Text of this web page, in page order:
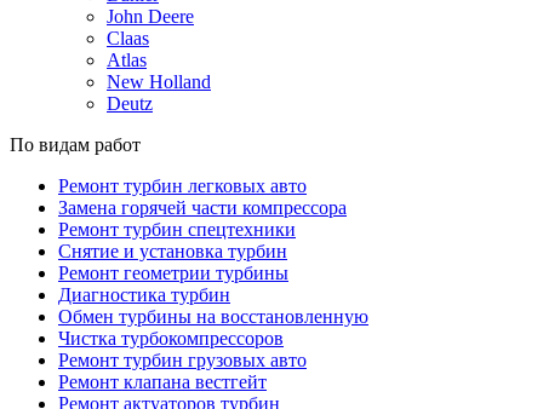
John Deere
Claas
Atlas
New Holland
Deutz
По видам работ
Ремонт турбин легковых авто
Замена горячей части компрессора
Ремонт турбин спецтехники
Снятие и установка турбин
Ремонт геометрии турбины
Диагностика турбин
Обмен турбины на восстановленную
Чистка турбокомпрессоров
Ремонт турбин грузовых авто
Ремонт клапана вестгейт
Ремонт актуаторов турбин